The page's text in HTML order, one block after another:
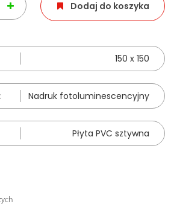
Dodaj do koszyka
150 x 150
Nadruk fotoluminescencyjny
Płyta PVC sztywna